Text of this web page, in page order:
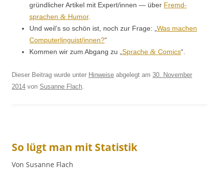
gründlich­er Artikel mit Expert/innen — über Fremd­
sprachen & Humor.
Und weil’s so schön ist, noch zur Frage: „ Was machen
Computerlinguist/innen?“
Kom­men wir zum Abgang zu „ Sprache & Comics“.
Dieser Beitrag wurde unter Hinweise abgelegt am 30. November
2014 von Susanne Flach
So lügt man mit Statistik
Von Susanne Flach